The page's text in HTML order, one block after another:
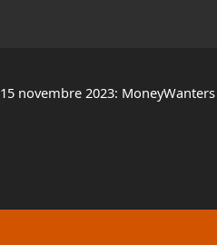
15 novembre 2023: